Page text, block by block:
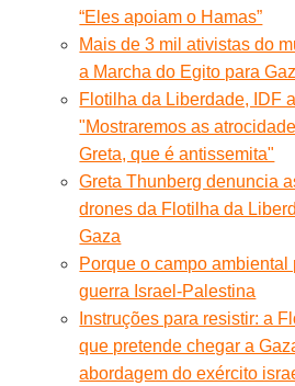
“Eles apoiam o Hamas”
Mais de 3 mil ativistas do
a Marcha do Egito para
Flotilha da Liberdade, IDF
"Mostraremos as
Greta, que é antissemita"
Greta Thunberg denuncia
drones da Flotilha da
Gaza
Porque o campo ambiental
guerra Israel-Palestina
Instruções para resistir: a
que pretende chegar a
abordagem do exército